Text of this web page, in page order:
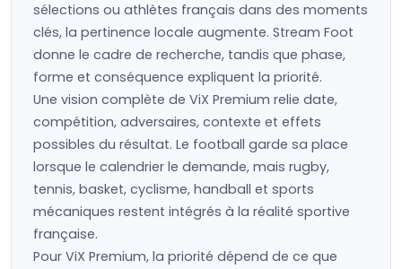
sélections ou athlètes français dans des moments
clés, la pertinence locale augmente. Stream Foot
donne le cadre de recherche, tandis que phase,
forme et conséquence expliquent la priorité.
Une vision complète de ViX Premium relie date,
compétition, adversaires, contexte et effets
possibles du résultat. Le football garde sa place
lorsque le calendrier le demande, mais rugby,
tennis, basket, cyclisme, handball et sports
mécaniques restent intégrés à la réalité sportive
française.
Pour ViX Premium, la priorité dépend de ce que